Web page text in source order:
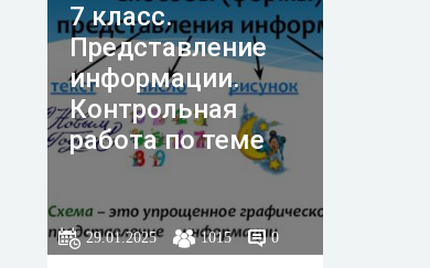
7 класс.
Представление
информации.
Контрольная
работа по теме
29.01.2025 1015 0